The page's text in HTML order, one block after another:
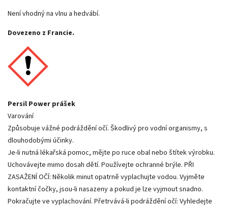
Není vhodný na vlnu a hedvábí.
Dovezeno z Francie.
Persil Power prášek
Varování
Způsobuje vážné podráždění očí. Škodlivý pro vodní organismy, s
dlouhodobými účinky.
Je-li nutná lékařská pomoc, mějte po ruce obal nebo štítek výrobku.
Uchovávejte mimo dosah dětí. Používejte ochranné brýle. PŘI
ZASAŽENÍ OČÍ: Několik minut opatrně vyplachujte vodou. Vyjměte
kontaktní čočky, jsou-li nasazeny a pokud je lze vyjmout snadno.
Pokračujte ve vyplachování. Přetrvává-li podráždění očí: Vyhledejte